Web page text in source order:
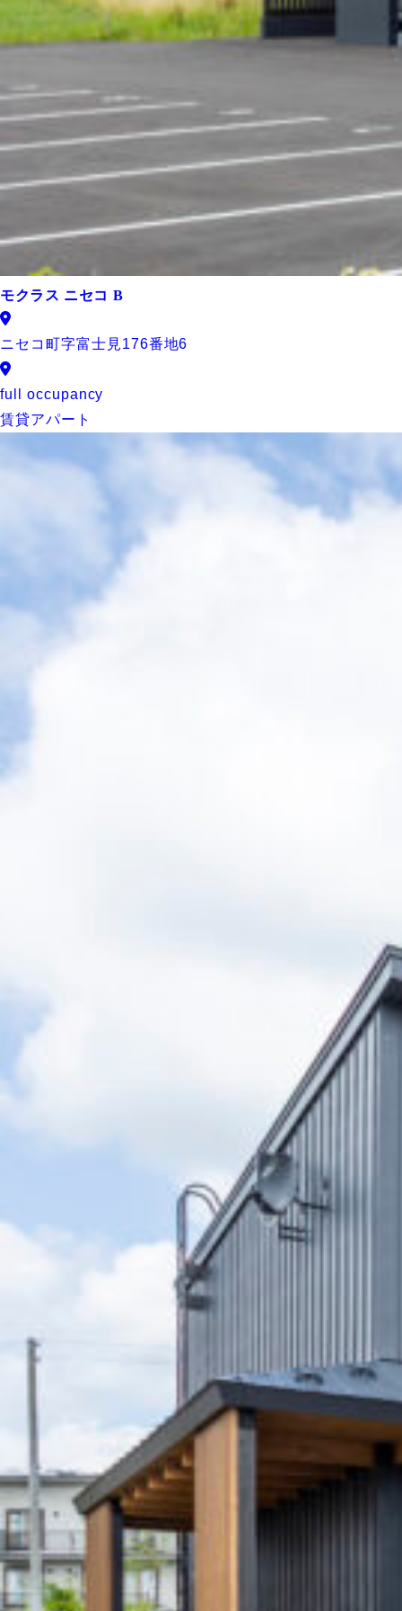
モクラス ニセコ B
ニセコ町字富士見176番地6
full occupancy
賃貸アパート